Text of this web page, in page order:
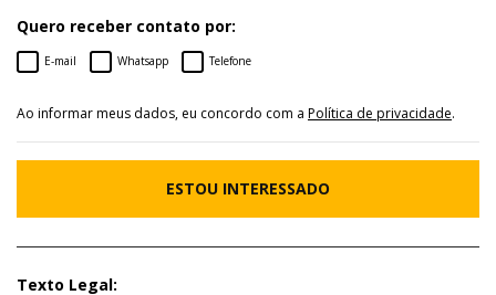
Quero receber contato por:
E-mail Whatsapp Telefone
Ao informar meus dados, eu concordo com a Política de privacidade.
ESTOU INTERESSADO
Texto Legal: